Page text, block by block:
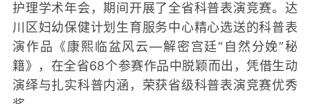
护理学术年会，期间开展了全省科普表演竞赛。达
川区妇幼保健计划生育服务中心精心选送的科普表
演作品《康熙临盆风云—解密宫廷“自然分娩”秘
籍》，在全省68个参赛作品中脱颖而出，凭借生动
演绎与扎实科普内涵，荣获省级科普表演竞赛优秀